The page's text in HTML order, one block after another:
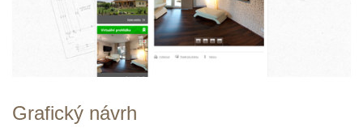
Grafický návrh